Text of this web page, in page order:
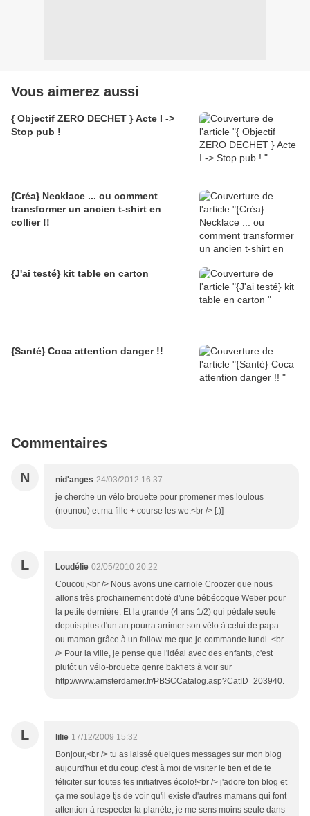
Vous aimerez aussi
{ Objectif ZERO DECHET } Acte I ->
Stop pub !
{Créa} Necklace ... ou comment
transformer un ancien t-shirt en
collier !!
{J'ai testé} kit table en carton
{Santé} Coca attention danger !!
Commentaires
N nid'anges 24/03/2012 16:37
je cherche un vélo brouette pour promener mes loulous
(nounou) et ma fille + course les we.<br /> [:)]
L Loudélie 02/05/2010 20:22
Coucou,<br /> Nous avons une carriole Croozer que nous
allons très prochainement doté d'une bébécoque Weber pour
la petite dernière. Et la grande (4 ans 1/2) qui pédale seule
depuis plus d'un an pourra arrimer son vélo à celui de papa
ou maman grâce à un follow-me que je commande lundi. <br
/> Pour la ville, je pense que l'idéal avec des enfants, c'est
plutôt un vélo-brouette genre bakfiets à voir sur
http://www.amsterdamer.fr/PBSCCatalog.asp?CatID=203940.
L lilie 17/12/2009 15:32
Bonjour,<br /> tu as laissé quelques messages sur mon blog
aujourd'hui et du coup c'est à moi de visiter le tien et de te
féliciter sur toutes tes initiatives écolo!<br /> j'adore ton blog et
ça me soulage tjs de voir qu'il existe d'autres mamans qui font
attention à respecter la planète, je me sens moins seule dans